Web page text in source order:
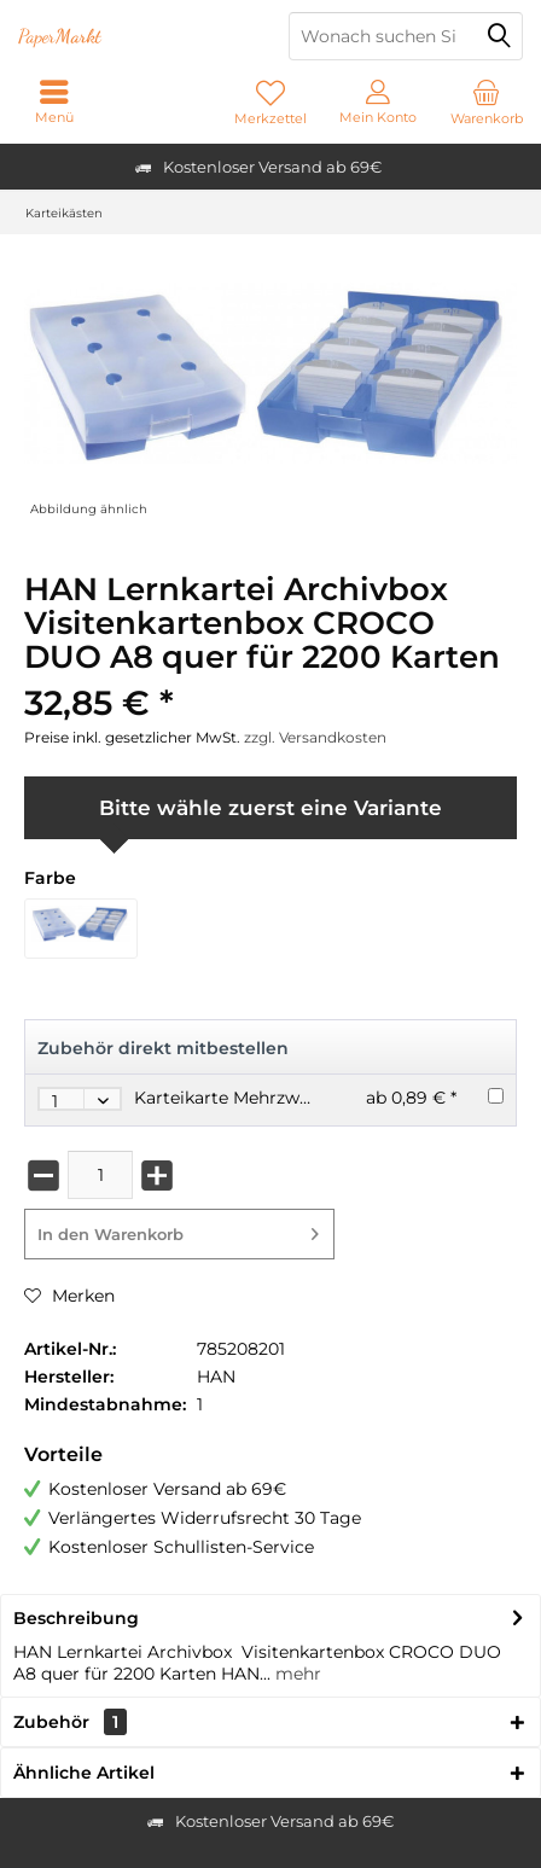
Kostenloser Versand ab 69€
PaperMarkt
Warenkorb
Merkzettel Mein Konto
Menü
Karteikästen
Abbildung ähnlich
HAN Lernkartei Archivbox
Visitenkartenbox CROCO
DUO A8 quer für 2200 Karten
32,85 € *
Preise inkl. gesetzlicher MwSt. zzgl. Versandkosten
Bitte wähle zuerst eine Variante
Farbe
Zubehör direkt mitbestellen
Karteikarte Mehrzweckkarte A8 100 Stück ab 0,89 € *
In den Warenkorb
Merken
Artikel-Nr.:
785208201
Hersteller:
HAN
Mindestabnahme: 1
Vorteile
Kostenloser Versand ab 69€
Verlängertes Widerrufsrecht 30 Tage
Kostenloser Schullisten-Service
Beschreibung
HAN Lernkartei Archivbox Visitenkartenbox CROCO DUO
A8 quer für 2200 Karten HAN... mehr
Zubehör 1
Ähnliche Artikel
Kostenloser Versand ab 69€